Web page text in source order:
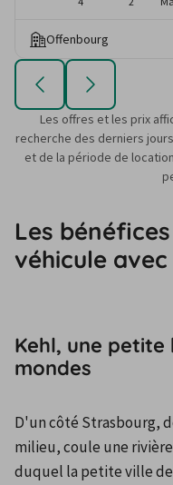
Offenbourg
Les offres et les prix
recherche des derniers
et de la période de
Les
véhicule
Kehl, une
mondes
D'un côté Strasbourg,
milieu, coule une
duquel la petite ville